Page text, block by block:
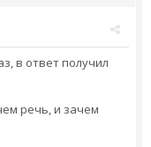
в ответ получил
речь, и зачем